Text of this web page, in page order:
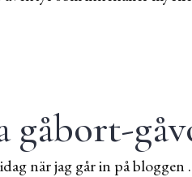
gåbort-
när jag går in på